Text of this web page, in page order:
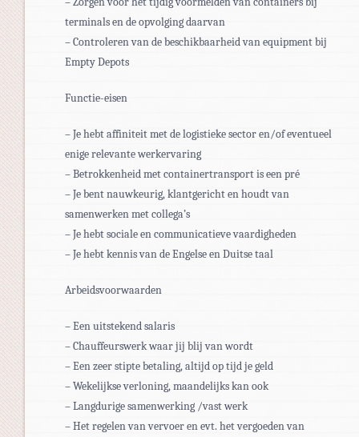
terminals en de opvolging daarvan
– Controleren van de beschikbaarheid van equipment bij
Empty Depots
Functie-eisen
– Je hebt affiniteit met de logistieke sector en/of eventueel
enige relevante werkervaring
– Betrokkenheid met containertransport is een pré
– Je bent nauwkeurig, klantgericht en houdt van
samenwerken met collega’s
– Je hebt sociale en communicatieve vaardigheden
– Je hebt kennis van de Engelse en Duitse taal
Arbeidsvoorwaarden
– Een uitstekend salaris
– Chauffeurswerk waar jij blij van wordt
– Een zeer stipte betaling, altijd op tijd je geld
– Wekelijkse verloning, maandelijks kan ook
– Langdurige samenwerking /vast werk
– Het regelen van vervoer en evt. het vergoeden van